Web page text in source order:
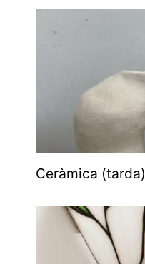
Ceràmica (tarda)